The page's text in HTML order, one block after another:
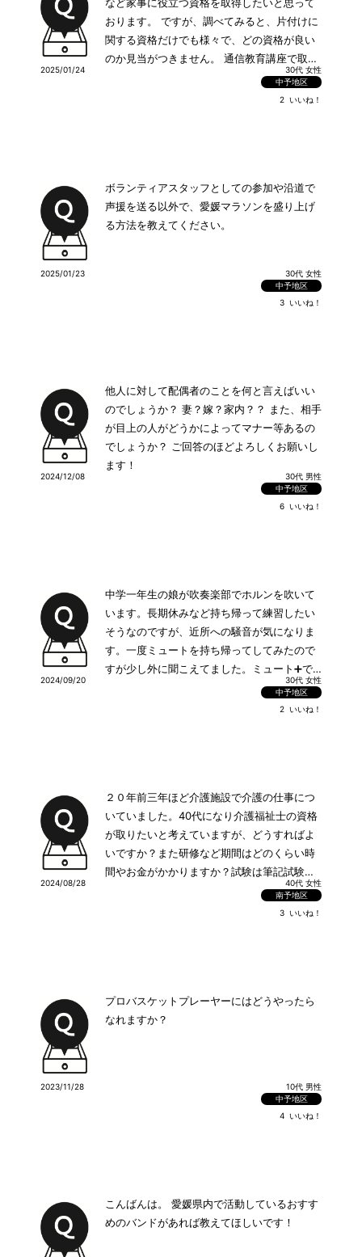
など家事に役立つ資格を取得したいと思って
おります。 ですが、調べてみると、片付けに
関する資格だけでも様々で、どの資格が良い
のか見当がつきません。 通信教育講座で取得
できる、家事に役立つおすすめの資格を教え
2025/01/24
30代 女性
中予地区
2 いいね！
ボランティアスタッフとしての参加や沿道で
声援を送る以外で、愛媛マラソンを盛り上げ
る方法を教えてください。
2025/01/23
30代 女性
中予地区
3 いいね！
他人に対して配偶者のことを何と言えばいい
のでしょうか？ 妻？嫁？家内？？ また、相手
が目上の人がどうかによってマナー等あるの
でしょうか？ ご回答のほどよろしくお願いし
ます！
2024/12/08
30代 男性
中予地区
6 いいね！
中学一年生の娘が吹奏楽部でホルンを吹いて
います。長期休みなど持ち帰って練習したい
そうなのですが、近所への騒音が気になりま
す。一度ミュートを持ち帰ってしてみたので
すが少し外に聞こえてました。ミュート➕で
なにかいいアイデアありませんか？ちなみに
2024/09/20
30代 女性
中予地区
2 いいね！
２０年前三年ほど介護施設で介護の仕事につ
いていました。40代になり介護福祉士の資格
が取りたいと考えていますが、どうすればよ
いですか？また研修など期間はどのくらい時
間やお金がかかりますか？試験は筆記試験で
2024/08/28
40代 女性
南予地区
3 いいね！
プロバスケットプレーヤーにはどうやったら
なれますか？
2023/11/28
10代 男性
中予地区
4 いいね！
こんばんは。 愛媛県内で活動しているおすす
めのバンドがあれば教えてほしいです！